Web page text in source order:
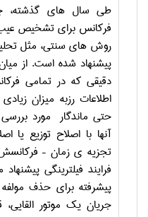
طی سال های گذشته،
فرکانس برای تشخیص عیب
روش های سنتی، مثل
پیشنهاد شده است. از
دقیقی که در تمامی
اطلاعات رزبه میزان
حتی ماندگار مورد
آنها با اصلاح توزیع یا
تجزیه ی زمان –
فرایند فیلترینگی
پیشرفته برای حذف
جریان یک موتور